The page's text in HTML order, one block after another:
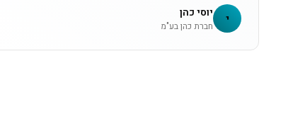
י יוסי כהן
חברת כהן בע"מ